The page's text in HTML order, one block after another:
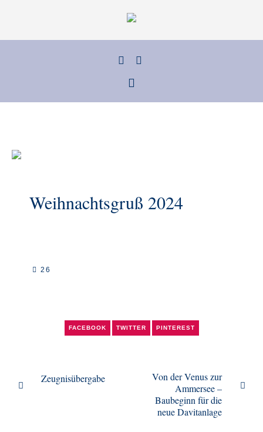
Weihnachtsgruß 2024
26
FACEBOOK TWITTER PINTEREST
Zeugnisübergabe
Von der Venus zur
Ammersee –
Baubeginn für die
neue Davitanlage